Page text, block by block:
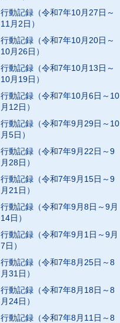
行動記録（令和7年10月27日～
11月2日）
行動記録（令和7年10月20日～
10月26日）
行動記録（令和7年10月13日～
10月19日）
行動記録（令和7年10月6日～10
月12日）
行動記録（令和7年9月29日～10
月5日）
行動記録（令和7年9月22日～9
月28日）
行動記録（令和7年9月15日～9
月21日）
行動記録（令和7年9月8日～9月
14日）
行動記録（令和7年9月1日～9月
7日）
行動記録（令和7年8月25日～8
月31日）
行動記録（令和7年8月18日～8
月24日）
行動記録（令和7年8月11日～8